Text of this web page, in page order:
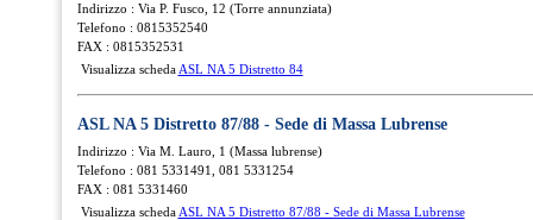
Indirizzo : Via P. Fusco, 12 (Torre annunziata)
Telefono : 0815352540
FAX : 0815352531
Visualizza scheda ASL NA 5 Distretto 84
ASL NA 5 Distretto 87/88 - Sede di Massa Lubrense
Indirizzo : Via M. Lauro, 1 (Massa lubrense)
Telefono : 081 5331491, 081 5331254
FAX : 081 5331460
Visualizza scheda ASL NA 5 Distretto 87/88 - Sede di Massa Lubrense